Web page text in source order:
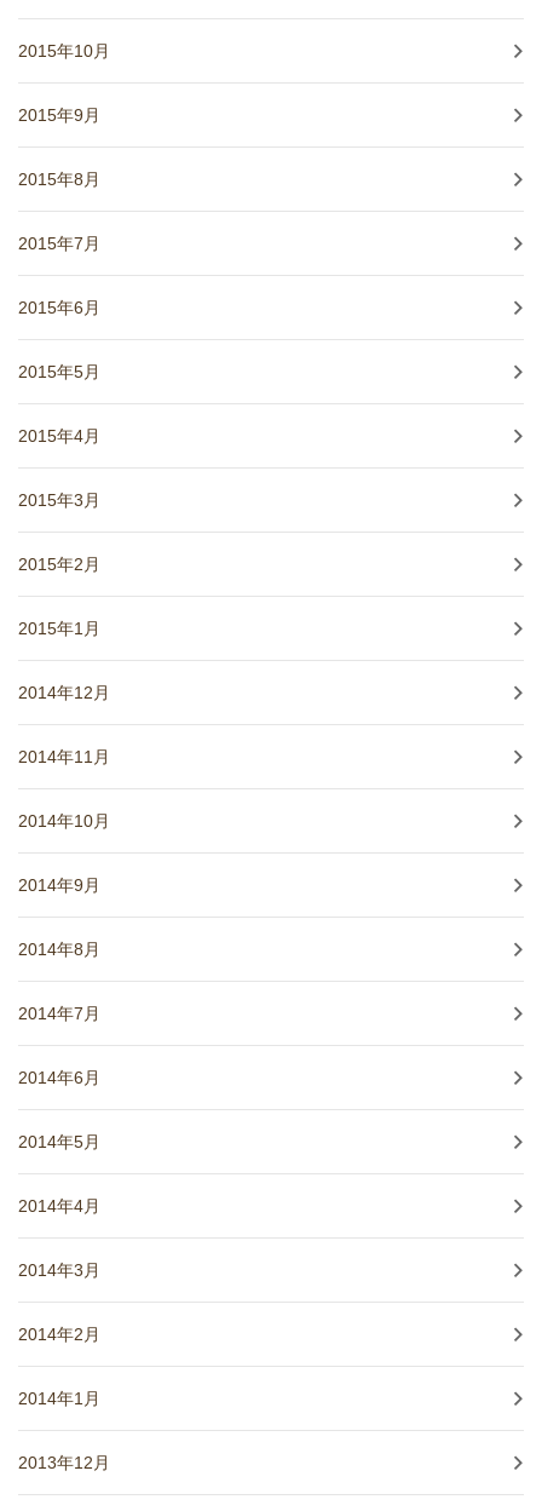
2015年10月
2015年9月
2015年8月
2015年7月
2015年6月
2015年5月
2015年4月
2015年3月
2015年2月
2015年1月
2014年12月
2014年11月
2014年10月
2014年9月
2014年8月
2014年7月
2014年6月
2014年5月
2014年4月
2014年3月
2014年2月
2014年1月
2013年12月